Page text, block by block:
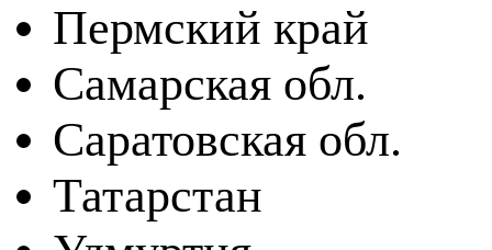
Пермский край
Самарская обл.
Саратовская обл.
Татарстан